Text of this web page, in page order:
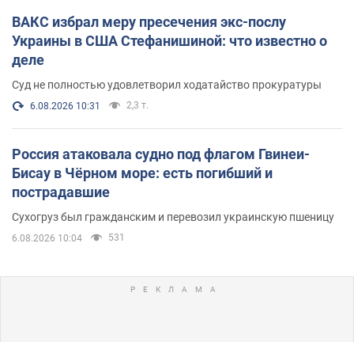
ВАКС избрал меру пресечения экс-послу
Украины в США Стефанишиной: что известно о
деле
Суд не полностью удовлетворил ходатайство прокуратуры
6.08.2026 10:31 2,3 т.
Россия атаковала судно под флагом Гвинеи-
Бисау в Чёрном море: есть погибший и
пострадавшие
Сухогруз был гражданским и перевозил украинскую пшеницу
6.08.2026 10:04 531